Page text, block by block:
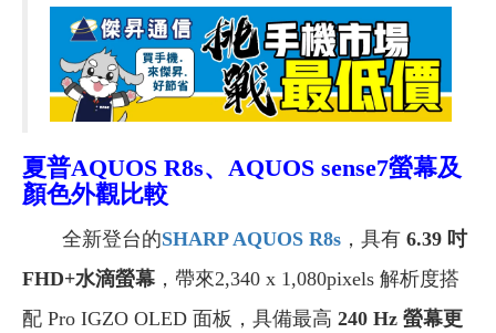
夏普AQUOS R8s、AQUOS sense7螢幕及
顏色外觀比較
全新登台的SHARP AQUOS R8s ，具有 6.39 吋
FHD+水滴螢幕 ，帶來2,340 x 1,080pixels 解析度搭
配 Pro IGZO OLED 面板，具備最高 240 Hz 螢幕更